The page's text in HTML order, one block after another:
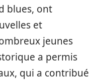
blues, ont
et
jeunes
a permis
qui a contribué